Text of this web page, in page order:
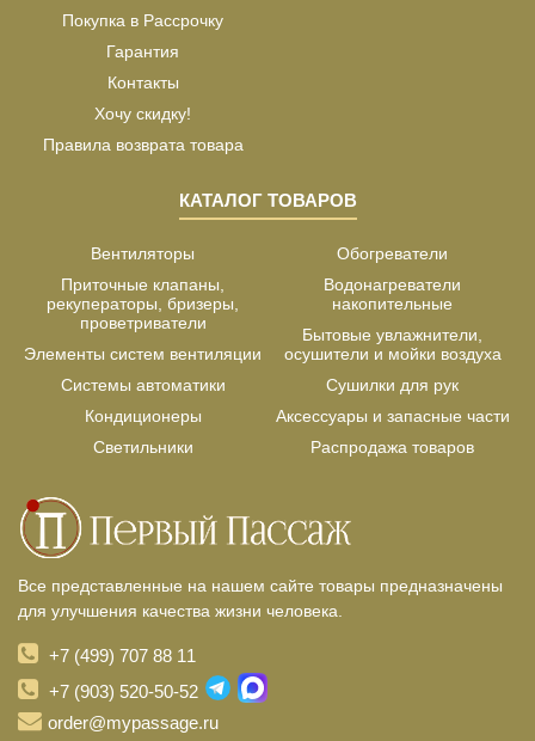
Покупка в Рассрочку
Гарантия
Контакты
Хочу скидку!
Правила возврата товара
КАТАЛОГ ТОВАРОВ
Вентиляторы
Приточные клапаны,
рекуператоры, бризеры,
проветриватели
Элементы систем вентиляции
Системы автоматики
Кондиционеры
Светильники
Обогреватели
Водонагреватели
накопительные
Бытовые увлажнители,
осушители и мойки воздуха
Сушилки для рук
Аксессуары и запасные части
Распродажа товаров
Все представленные на нашем сайте товары предназначены
для улучшения качества жизни человека.
+7 (499) 707 88 11
+7 (903) 520-50-52
order@mypassage.ru